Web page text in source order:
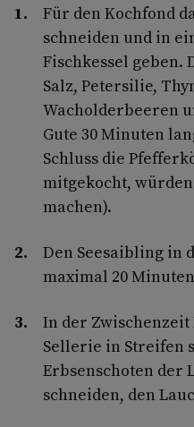
Für den Kochfond
schneiden und in
Fischkessel geben.
Salz, Petersilie,
Wacholderbeeren
Gute 30 Minuten
Schluss die
mitgekocht,
machen).
Den Seesaibling in
maximal 20
In der Zwischenzeit
Sellerie in Streifen
Erbsenschoten der
schneiden, den